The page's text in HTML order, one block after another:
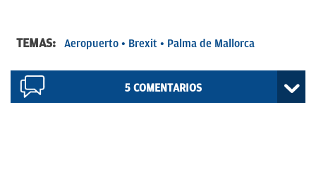
TEMAS: Aeropuerto Brexit Palma de Mallorca
5 COMENTARIOS